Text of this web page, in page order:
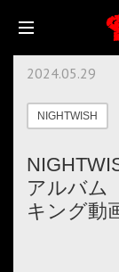
2024.05.29
NIGHTWISH
アルバム
キング動